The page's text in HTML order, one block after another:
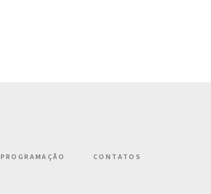
PROGRAMAÇÃO CONTATOS